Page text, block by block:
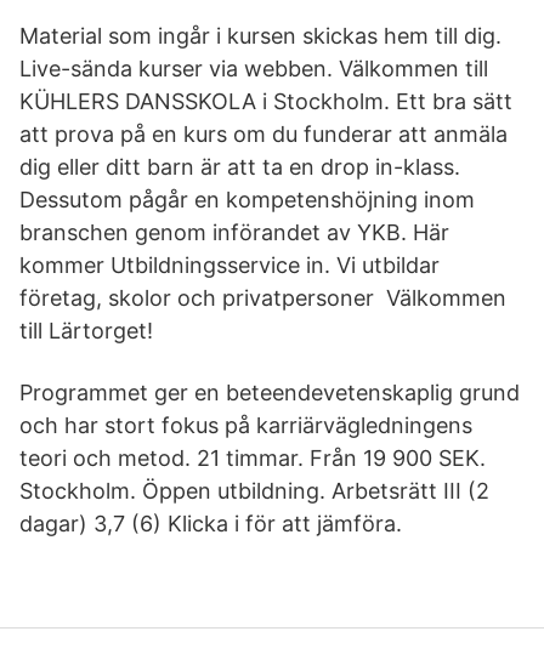
Material som ingår i kursen skickas hem till dig.
Live-sända kurser via webben. Välkommen till
KÜHLERS DANSSKOLA i Stockholm. Ett bra sätt
att prova på en kurs om du funderar att anmäla
dig eller ditt barn är att ta en drop in-klass.
Dessutom pågår en kompetenshöjning inom
branschen genom införandet av YKB. Här
kommer Utbildningsservice in. Vi utbildar
företag, skolor och privatpersoner Välkommen
till Lärtorget!
Programmet ger en beteendevetenskaplig grund
och har stort fokus på karriärvägledningens
teori och metod. 21 timmar. Från 19 900 SEK.
Stockholm. Öppen utbildning. Arbetsrätt III (2
dagar) 3,7 (6) Klicka i för att jämföra.